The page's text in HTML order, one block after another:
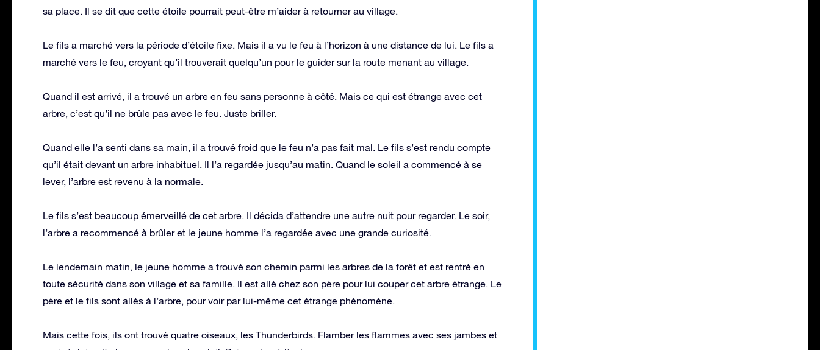
sa place. Il se dit que cette étoile pourrait peut-être m’aider à retourner au village.
Le fils a marché vers la période d’étoile fixe. Mais il a vu le feu à l’horizon à une distance de lui. Le fils a
marché vers le feu, croyant qu’il trouverait quelqu’un pour le guider sur la route menant au village.
Quand il est arrivé, il a trouvé un arbre en feu sans personne à côté. Mais ce qui est étrange avec cet
arbre, c’est qu’il ne brûle pas avec le feu. Juste briller.
Quand elle l’a senti dans sa main, il a trouvé froid que le feu n’a pas fait mal. Le fils s’est rendu compte
qu’il était devant un arbre inhabituel. Il l’a regardée jusqu’au matin. Quand le soleil a commencé à se
lever, l’arbre est revenu à la normale.
Le fils s’est beaucoup émerveillé de cet arbre. Il décida d’attendre une autre nuit pour regarder. Le soir,
l’arbre a recommencé à brûler et le jeune homme l’a regardée avec une grande curiosité.
Le lendemain matin, le jeune homme a trouvé son chemin parmi les arbres de la forêt et est rentré en
toute sécurité dans son village et sa famille. Il est allé chez son père pour lui couper cet arbre étrange. Le
père et le fils sont allés à l’arbre, pour voir par lui-même cet étrange phénomène.
Mais cette fois, ils ont trouvé quatre oiseaux, les Thunderbirds. Flamber les flammes avec ses jambes et